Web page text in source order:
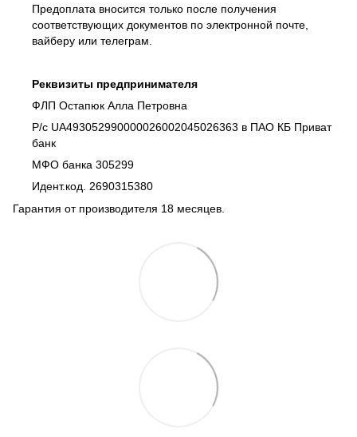
Предоплата вносится только после получения
соответствующих документов по электронной почте,
вайберу или телеграм.
Реквизиты предпринимателя
ФЛП Остапюк Алла Петровна
Р/с UA493052990000026002045026363 в ПАО КБ Приват
банк
МФО банка 305299
Идент.код. 2690315380
Гарантия от производителя 18 месяцев.